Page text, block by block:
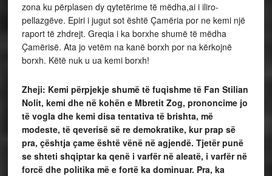
zona ku përplasen dy qytetërime të mëdha,ai i iliro-
pellazgëve. Epiri i jugut sot është Çamëria por ne kemi një
raport të zhdrejt. Greqia i ka borxhe shumë të mëdha
Çamërisë. Ata jo vetëm na kanë borxh por na kërkojnë
borxh. Këtë nuk u ua kemi borxh!
Zheji: Kemi përpjekje shumë të fuqishme të Fan Stilian
Nolit, kemi dhe në kohën e Mbretit Zog, prononcime jo
të vogla dhe kemi disa tentativa të brishta, më
modeste, të qeverisë së re demokratike, kur prap së
pra, çështja çame është vënë në agjendë. Tjetër punë
se shteti shqiptar ka qenë i varfër në aleatë, i varfër në
forcë dhe politika më e fortë ka dominuar. Pra, ka